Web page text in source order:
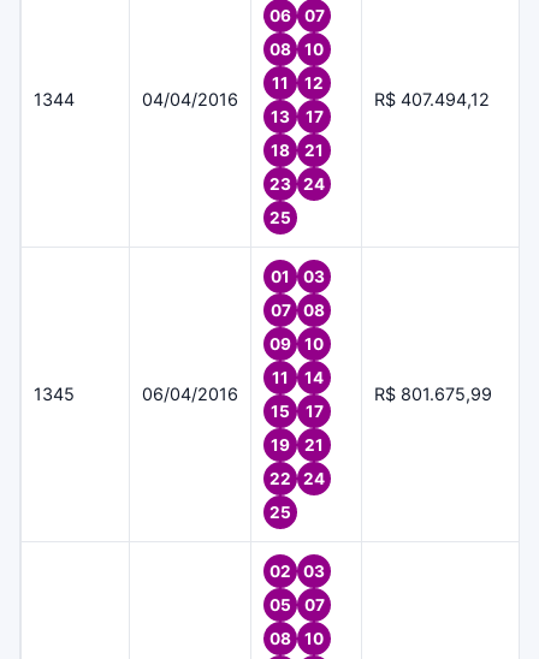
1344 04/04/2016
06
07
08
10
11
12
13
17
18
21
23
24
25
R$ 407.494,12
1345 06/04/2016
01
03
07
08
09
10
11
14
15
17
19
21
22
24
25
R$ 801.675,99
02
03
05
07
08
10